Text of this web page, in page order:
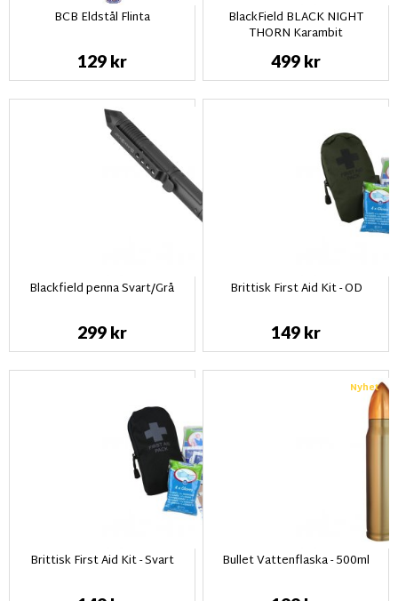
BCB Eldstål Flinta
129 kr
BlackField BLACK NIGHT
THORN Karambit
499 kr
Blackfield penna Svart/Grå
299 kr
Brittisk First Aid Kit - OD
149 kr
Brittisk First Aid Kit - Svart
Nyhet
Bullet Vattenflaska - 500ml